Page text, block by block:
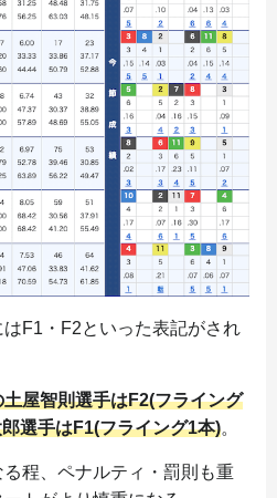
F1・F2といった表記がされ
屋智則選手はF2(フライング
選手はF1(フライング1本)。
程、ペナルティ・罰則も重